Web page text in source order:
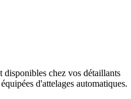
chez vos détaillants
d'attelages automatiques.